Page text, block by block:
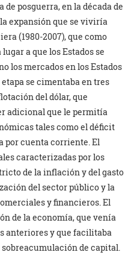
posguerra, en la década de
la expansión que se viviría
(1980-2007), que como
a que los Estados se
los mercados en los Estados
se cimentaba en tres
del dólar, que
adicional que le permitía
tales como el déficit
por cuenta corriente. El
caracterizadas por los
de la inflación y del gasto
del sector público y la
y financieros. El
de la economía, que venía
anteriores y que facilitaba
de capital.